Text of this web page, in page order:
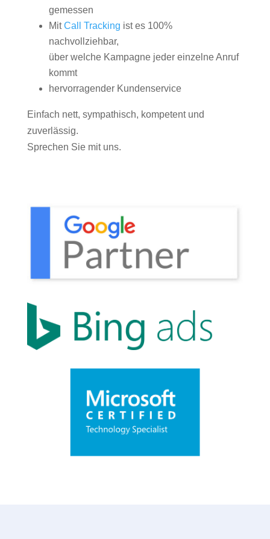
gemessen
MitCall Tracking ist es 100%
nachvollziehbar,
über welche Kampagne jeder einzelne Anruf
kommt
hervorragender Kundenservice
Einfach nett, sympathisch, kompetent und
zuverlässig.
Sprechen Sie mit uns.